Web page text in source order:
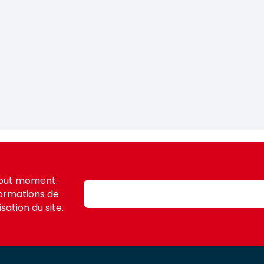
moment.
de
du site.